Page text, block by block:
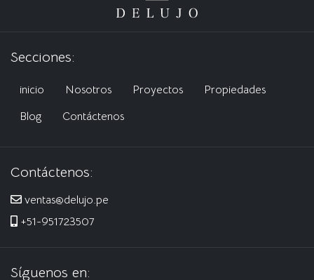
Secciones:
inicio Nosotros Proyectos
Propiedades
Blog
Contáctenos
Contáctenos:
ventas@delujo.pe
+51-951723507
Síguenos en: